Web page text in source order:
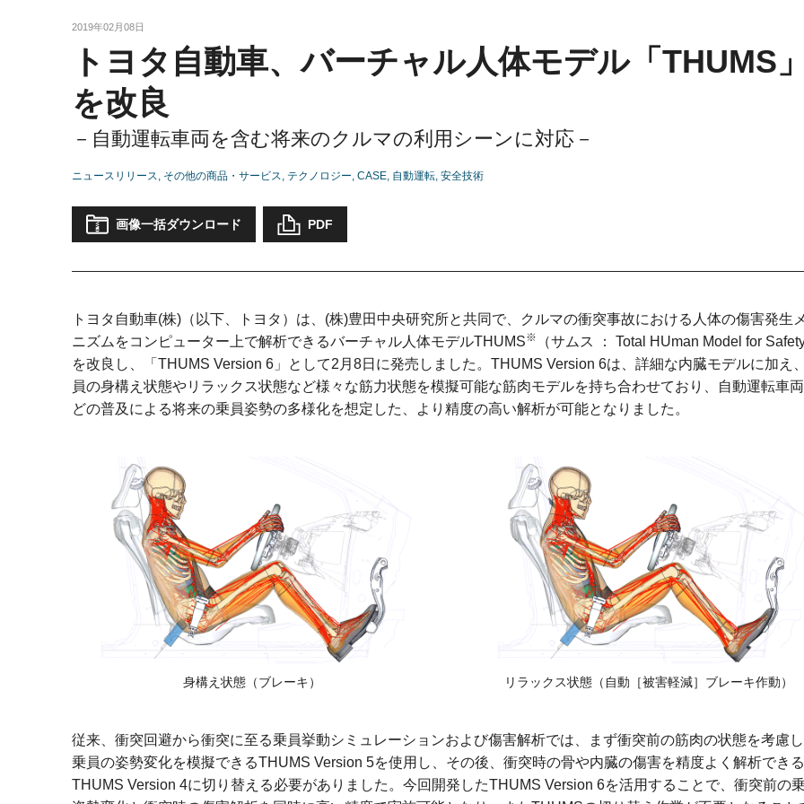
2019年02月08日
トヨタ自動車、バーチャル人体モデル「THUMS」
を改良
－自動運転車両を含む将来のクルマの利用シーンに対応－
ニュースリリース その他の商品・サービス テクノロジー CASE 自動運転 安全技術
画像一括ダウンロード PDF
トヨタ自動車(株)（以下、トヨタ）は、(株)豊田中央研究所と共同で、クルマの衝突事故における人体の傷害発生
ニズムをコンピューター上で解析できるバーチャル人体モデルTHUMS※
（サムス ： Total HUman Model for Safety
を改良し、「THUMS Version 6」として2月8日に発売しました。THUMS Version 6は、詳細な内臓モデルに加え
員の身構え状態やリラックス状態など様々な筋力状態を模擬可能な筋肉モデルを持ち合わせており、自動運転車
どの普及による将来の乗員姿勢の多様化を想定した、より精度の高い解析が可能となりました。
身構え状態 （ブレーキ） リラックス状態 （自動［被害軽減］ブレーキ作動）
従来、衝突回避から衝突に至る乗員挙動シミュレーションおよび傷害解析では、まず衝突前の筋肉の状態を考慮
乗員の姿勢変化を模擬できるTHUMS Version 5を使用し、その後、衝突時の骨や内臓の傷害を精度よく解析できる
THUMS Version 4に切り替える必要がありました。今回開発したTHUMS Version 6を活用することで、衝突前の